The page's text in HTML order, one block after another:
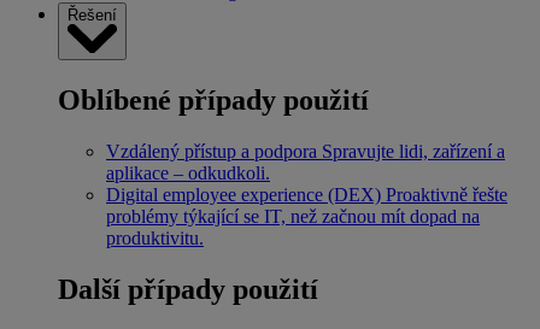
Řešení
Oblíbené případy použití
Vzdálený přístup a podpora Spravujte lidi, zařízení a
aplikace – odkudkoli.
Digital employee experience (DEX) Proaktivně řešte
problémy týkající se IT, než začnou mít dopad na
produktivitu.
Další případy použití